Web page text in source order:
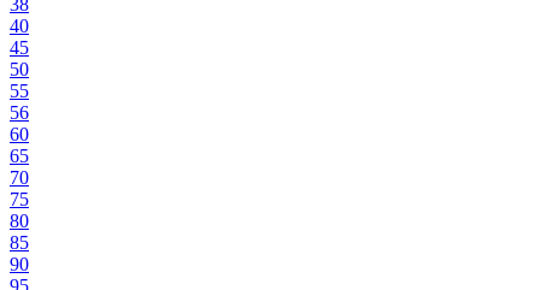
38
40
45
50
55
56
60
65
70
75
80
85
90
95